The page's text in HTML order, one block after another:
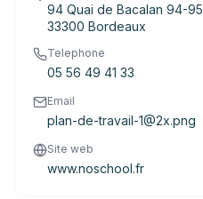
94 Quai de Bacalan 94-95
33300 Bordeaux
Telephone
05 56 49 41 33
Email
plan-de-travail-1@2x.png
Site web
www.noschool.fr